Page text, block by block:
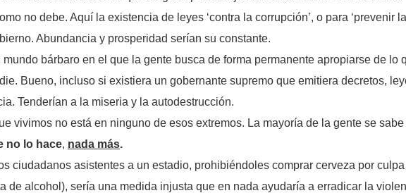
no debe. Aquí la existencia de leyes ‘contra la corrupción’, o para ‘prevenir
Abundancia y prosperidad serían su constante.
bárbaro en el que la gente busca de forma permanente apropiarse de lo
Bueno, incluso si existiera un gobernante supremo que emitiera decretos,
Tenderían a la miseria y la autodestrucción.
vivimos no está en ninguno de esos extremos. La mayoría de la gente se
no lo hace, nada más.
ciudadanos asistentes a un estadio, prohibiéndoles comprar cerveza por
de alcohol), sería una medida injusta que en nada ayudaría a erradicar la